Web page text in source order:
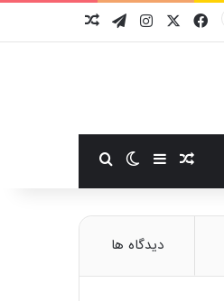
فیسبوکایکس اینستاگرام
تلگرام
نوشته تصادفی
سایدبارتغییر پوسته
دیدگاه ها